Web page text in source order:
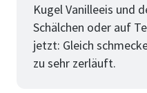
Kugel Vanilleeis und
Schälchen oder auf
jetzt: Gleich
zu sehr zerläuft.